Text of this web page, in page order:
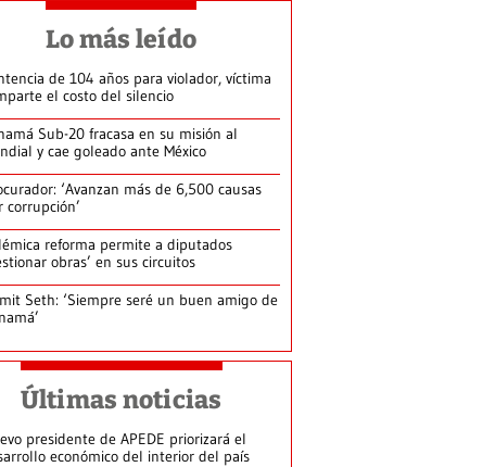
Lo más leído
de 104 años para violador, víctima
el costo del silencio
Sub-20 fracasa en su misión al
y cae goleado ante México
‘Avanzan más de 6,500 causas
corrupción’
reforma permite a diputados
obras’ en sus circuitos
Seth: ‘Siempre seré un buen amigo de
Últimas noticias
presidente de APEDE priorizará el
económico del interior del país